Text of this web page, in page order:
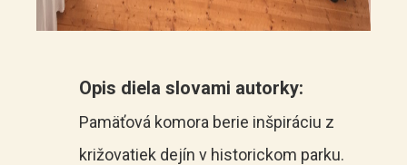
Opis diela slovami autorky:
Pamäťová komora berie inšpiráciu z
križovatiek dejín v historickom parku.